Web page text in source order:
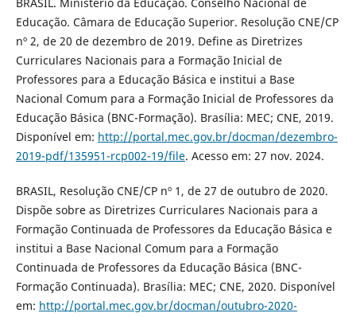
Educação. Câmara de Educação Superior. Resolução CNE/CP
nº 2, de 20 de dezembro de 2019. Define as Diretrizes
Curriculares Nacionais para a Formação Inicial de
Professores para a Educação Básica e institui a Base
Nacional Comum para a Formação Inicial de Professores da
Educação Básica (BNC-Formação). Brasília: MEC; CNE, 2019.
Disponível em: http://portal.mec.gov.br/docman/dezembro-
2019-pdf/135951-rcp002-19/file. Acesso em: 27 nov. 2024.
BRASIL, Resolução CNE/CP nº 1, de 27 de outubro de 2020.
Dispõe sobre as Diretrizes Curriculares Nacionais para a
Formação Continuada de Professores da Educação Básica e
institui a Base Nacional Comum para a Formação
Continuada de Professores da Educação Básica (BNC-
Formação Continuada). Brasília: MEC; CNE, 2020. Disponível
em: http://portal.mec.gov.br/docman/outubro-2020-